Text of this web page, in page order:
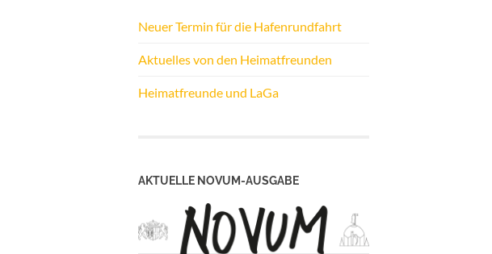
Neuer Termin für die Hafenrundfahrt
Aktuelles von den Heimatfreunden
Heimatfreunde und LaGa
AKTUELLE NOVUM-AUSGABE